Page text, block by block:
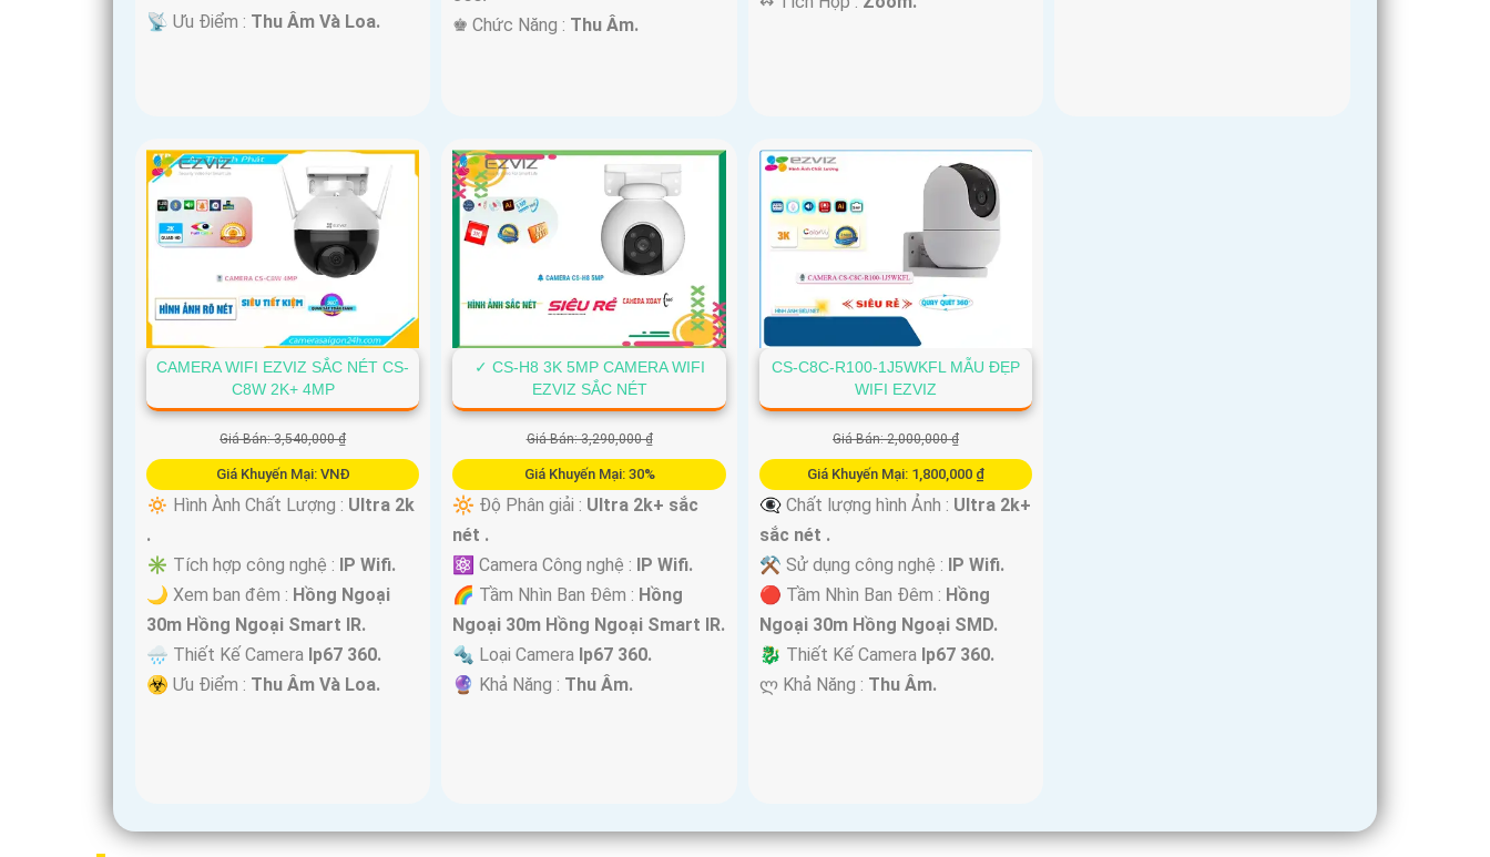
️📡 Ưu Điểm : Thu Âm Và Loa.
️♚ Chức Năng : Thu Âm.
CAMERA WIFI EZVIZ SẮC NÉT CS-
C8W 2K+ 4MP
Giá Bán: 3,540,000 ₫
Giá Khuyến Mại: VNĐ
🔅 Hình Ành Chất Lượng : Ultra 2k
.
✳️ Tích hợp công nghệ : IP Wifi.
🌙 Xem ban đêm : Hồng Ngoại
30m Hồng Ngoại Smart IR.
🌧️ Thiết Kế Camera Ip67 360.
️☣️ Ưu Điểm : Thu Âm Và Loa.
✓ CS-H8 3K 5MP CAMERA WIFI
EZVIZ SẮC NÉT
Giá Bán: 3,290,000 ₫
Giá Khuyến Mại: 30%
🔆 Độ Phân giải : Ultra 2k+ sắc
nét .
⚛️ Camera Công nghệ : IP Wifi.
🌈 Tầm Nhìn Ban Đêm : Hồng
Ngoại 30m Hồng Ngoại Smart IR.
🔩 Loại Camera Ip67 360.
️🔮 Khả Năng : Thu Âm.
CS-C8C-R100-1J5WKFL MẪU ĐẸP
WIFI EZVIZ
Giá Bán: 2,000,000 ₫
Giá Khuyến Mại: 1,800,000 ₫
👁️‍🗨 Chất lượng hình Ảnh : Ultra 2k+
sắc nét .
⚒ Sử dụng công nghệ : IP Wifi.
🔴 Tầm Nhìn Ban Đêm : Hồng
Ngoại 30m Hồng Ngoại SMD.
🐉️ Thiết Kế Camera Ip67 360.
️ლ Khả Năng : Thu Âm.